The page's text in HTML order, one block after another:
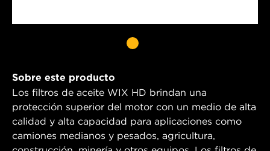
Sobre este producto
Los filtros de aceite WIX HD brindan una
protección superior del motor con un medio de alta
calidad y alta capacidad para aplicaciones como
camiones medianos y pesados, agricultura,